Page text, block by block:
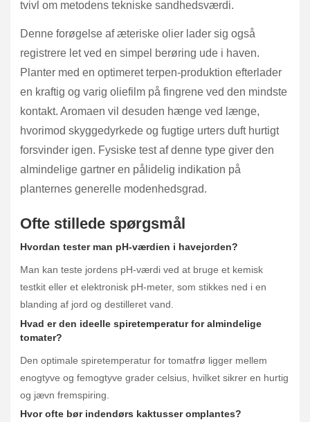
tvivl om metodens tekniske sandhedsværdi.
Denne forøgelse af æteriske olier lader sig også
registrere let ved en simpel berøring ude i haven.
Planter med en optimeret terpen-produktion efterlader
en kraftig og varig oliefilm på fingrene ved den mindste
kontakt. Aromaen vil desuden hænge ved længe,
hvorimod skyggedyrkede og fugtige urters duft hurtigt
forsvinder igen. Fysiske test af denne type giver den
almindelige gartner en pålidelig indikation på
planternes generelle modenhedsgrad.
Ofte stillede spørgsmål
Hvordan tester man pH-værdien i havejorden?
Man kan teste jordens pH-værdi ved at bruge et kemisk
testkit eller et elektronisk pH-meter, som stikkes ned i en
blanding af jord og destilleret vand.
Hvad er den ideelle spiretemperatur for almindelige
tomater?
Den optimale spiretemperatur for tomatfrø ligger mellem
enogtyve og femogtyve grader celsius, hvilket sikrer en hurtig
og jævn fremspiring.
Hvor ofte bør indendørs kaktusser omplantes?